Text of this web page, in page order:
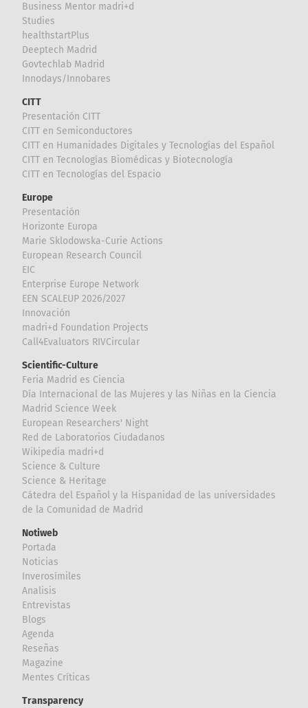
Business Mentor madri+d
Studies
healthstartPlus
Deeptech Madrid
Govtechlab Madrid
Innodays/Innobares
CITT
Presentación CITT
CITT en Semiconductores
CITT en Humanidades Digitales y Tecnologías del Español
CITT en Tecnologías Biomédicas y Biotecnología
CITT en Tecnologías del Espacio
Europe
Presentación
Horizonte Europa
Marie Sklodowska-Curie Actions
European Research Council
EIC
Enterprise Europe Network
EEN SCALEUP 2026/2027
Innovación
madri+d Foundation Projects
Call4Evaluators RIVCircular
Scientific-Culture
Feria Madrid es Ciencia
Día Internacional de las Mujeres y las Niñas en la Ciencia
Madrid Science Week
European Researchers' Night
Red de Laboratorios Ciudadanos
Wikipedia madri+d
Science & Culture
Science & Heritage
Cátedra del Español y la Hispanidad de las universidades
de la Comunidad de Madrid
Notiweb
Portada
Noticias
Inverosímiles
Analisis
Entrevistas
Blogs
Agenda
Reseñas
Magazine
Mentes Críticas
Transparency